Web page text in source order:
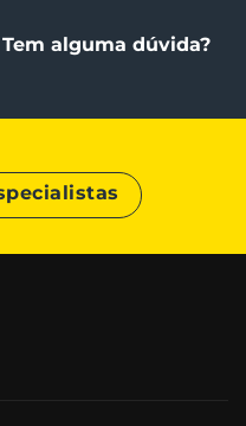
Tem alguma dúvida?